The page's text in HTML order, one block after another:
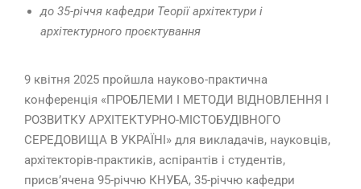
до 35-річчя кафедри Теорії архітектури і
архітектурного проєктування
9 квітня 2025 пройшла науково-практична
конференція «ПРОБЛЕМИ І МЕТОДИ ВІДНОВЛЕННЯ І
РОЗВИТКУ АРХІТЕКТУРНО-МІСТОБУДІВНОГО
СЕРЕДОВИЩА В УКРАЇНІ» для викладачів, науковців,
архітекторів-практиків, аспірантів і студентів,
присв’ячена 95-річчю КНУБА, 35-річчю кафедри